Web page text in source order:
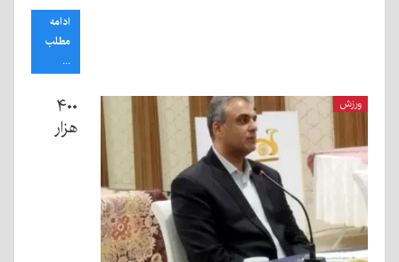
ادامه
مطلب
...
ورزش
۴۰۰
هزار